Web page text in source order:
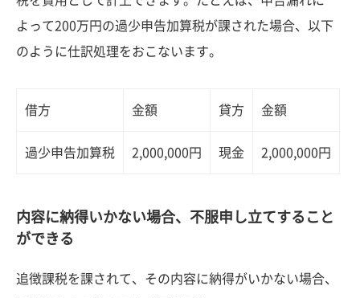
よって200万円の過少申告加算税が課された場合、以下
のように仕訳処理をおこないます。
借方 金額 貸方 金額
過少申告加算税 2,000,000円 現金 2,000,000円
内容に納得いかない場合、不服申し立てすること
ができる
追徴課税を課されて、その内容に納得がいかない場合、